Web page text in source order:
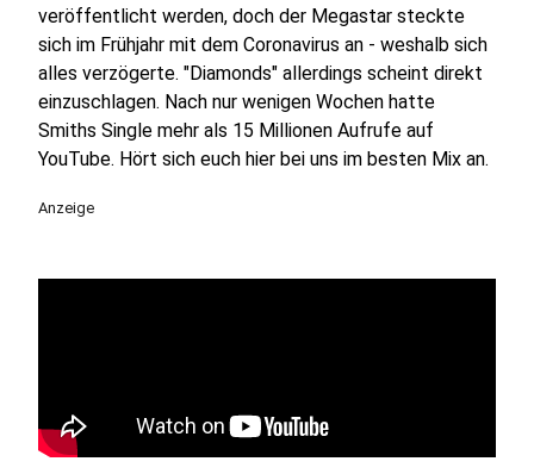
veröffentlicht werden, doch der Megastar steckte
sich im Frühjahr mit dem Coronavirus an - weshalb sich
alles verzögerte. "Diamonds" allerdings scheint direkt
einzuschlagen. Nach nur wenigen Wochen hatte
Smiths Single mehr als 15 Millionen Aufrufe auf
YouTube. Hört sich euch hier bei uns im besten Mix an.
Anzeige